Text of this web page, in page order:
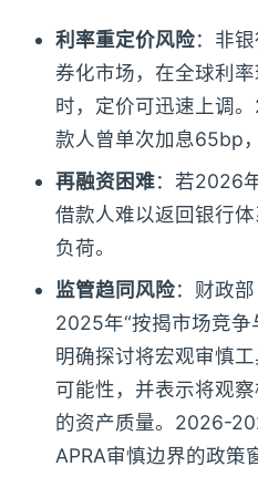
利率重定价风险：非
券化市场，在全球利
时，定价可迅速上调
款人曾单次加息65bp
再融资困难：若2026
借款人难以返回银行
负荷。
监管趋同风险：财政
2025年“按揭市场竞争
明确探讨将宏观审慎
可能性，并表示将观
的资产质量。2026-
APRA审慎边界的政策